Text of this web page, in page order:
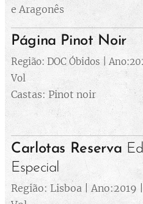
e Aragonês
Página Pinot Noir
Região: DOC Óbidos |
Vol
Castas: Pinot noir
Carlotas Reserva
Especial
Região: Lisboa | Ano:2019